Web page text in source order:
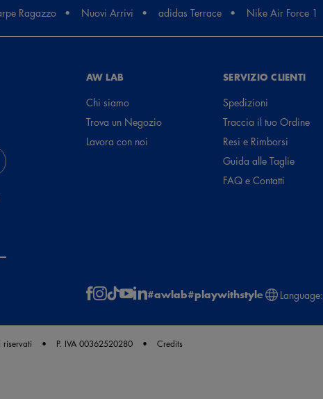
Dalle scarpe all’abbigliamento, e sempre un piacere acquistare da voi!
non delude mai
SI riconfermano le mie sneakers preferite
Ragazzo Nuovi Arrivi adidas Terrace Nike Air Force 1
AW LAB
Chi siamo
Trova un Negozio
Lavora con noi
SERVIZIO CLIENTI
Spedizioni
Traccia il tuo Ordine
Resi e Rimborsi
Guida alle Taglie
FAQ e Contatti
#awlab#playwithstyle Language:
riservati P. IVA 00362520280 Credits